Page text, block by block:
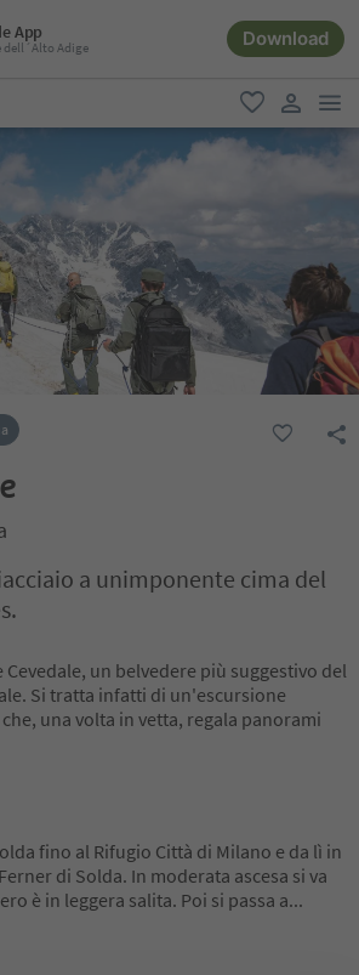
App
Adige Download
favoriti
user link
a unimponente cima del
Cevedale, un belvedere più suggestivo del
Si tratta infatti di un'escursione
una volta in vetta, regala panorami
fino al Rifugio Città di Milano e da lì in
di Solda. In moderata ascesa si va
è in leggera salita. Poi si passa a...